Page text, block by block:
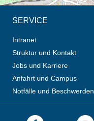
SERVICE
Intranet
Struktur und Kontakt
Jobs und Karriere
Anfahrt und Campus
Notfälle und Beschwerden